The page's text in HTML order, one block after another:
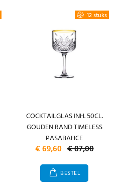
12 stuks
COCKTAILGLAS INH. 50CL.
GOUDEN RAND TIMELESS
PASABAHCE
€ 69,60 € 87,00
BESTEL